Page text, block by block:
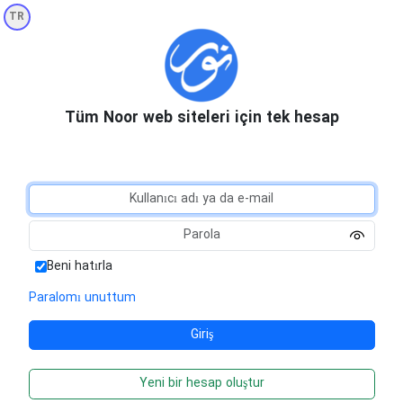
TR
Tüm Noor web siteleri için tek hesap
Beni hatırla
Paralomı unuttum
Yeni bir hesap oluştur